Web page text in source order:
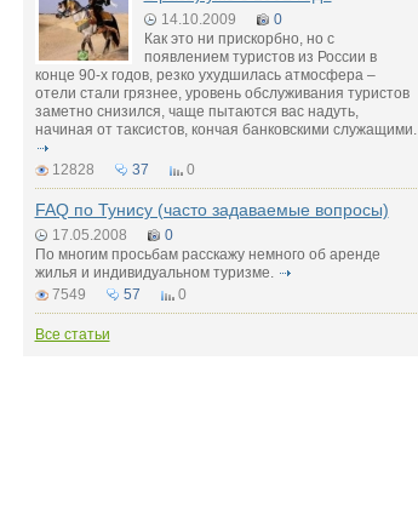
14.10.2009
0
Как это ни прискорбно, но с
появлением туристов из России в
конце 90-х годов, резко ухудшилась атмосфера –
отели стали грязнее, уровень обслуживания туристов
заметно снизился, чаще пытаются вас надуть,
начиная от таксистов, кончая банковскими служащими.
12828 37 0
FAQ по Тунису (часто задаваемые вопросы)
17.05.2008
0
По многим просьбам расскажу немного об аренде
жилья и индивидуальном туризме.
7549
57 0
Все статьи